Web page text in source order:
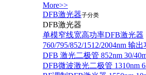
More>>
DFB激光器子分类
DFB激光器
单模窄线宽高功率DFB激光器
760/795/852/1512/2004nm 输
DFB 激光二极管 852nm 30/
DFB微波激光二极管 1310nm